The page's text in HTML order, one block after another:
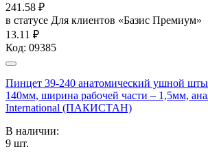
241.58 ₽
в статусе Для клиентов «Базис Премиум»
13.11 ₽
Код: 09385
Пинцет 39-240 анатомический ушной
140мм, ширина рабочей части – 1,5мм,
International (ПАКИСТАН)
В наличии:
9 шт.